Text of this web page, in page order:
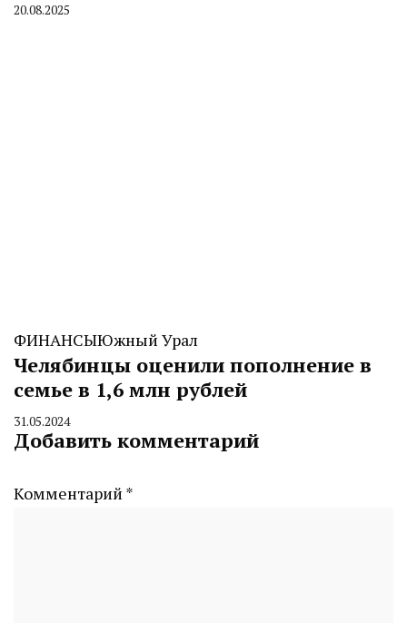
By
20.08.2025
ФИНАНСЫЮжный Урал
Челябинцы оценили пополнение в
семье в 1,6 млн рублей
By
CHELINDUSTRY
31.05.2024
Добавить комментарий
Комментарий *